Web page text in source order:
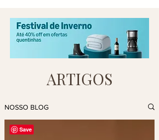
ARTIGOS
NOSSO BLOG
Save